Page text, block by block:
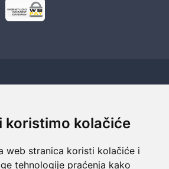
koristimo kolačiće
web stranica koristi kolačiće i
tehnologije praćenja kako
dostava
kod vas
novaca
Roba za novac